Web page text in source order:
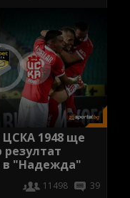
1948 ще
в "Надежда"
11498 39